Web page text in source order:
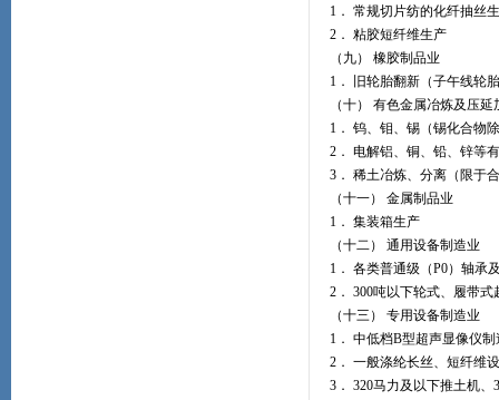
1． 常规切片纺的化纤抽丝
2． 粘胶短纤维生产
（九） 橡胶制品业
1． 旧轮胎翻新（子午线轮
（十） 有色金属冶炼及压延
1． 钨、钼、锡（锡化合物
2． 电解铝、铜、铅、锌等
3． 稀土冶炼、分离（限于
（十一） 金属制品业
1． 集装箱生产
（十二） 通用设备制造业
1． 各类普通级（P0）轴承
2． 300吨以下轮式、履带
（十三） 专用设备制造业
1． 中低档B型超声显像仪制
2． 一般涤纶长丝、短纤维
3． 320马力及以下推土机